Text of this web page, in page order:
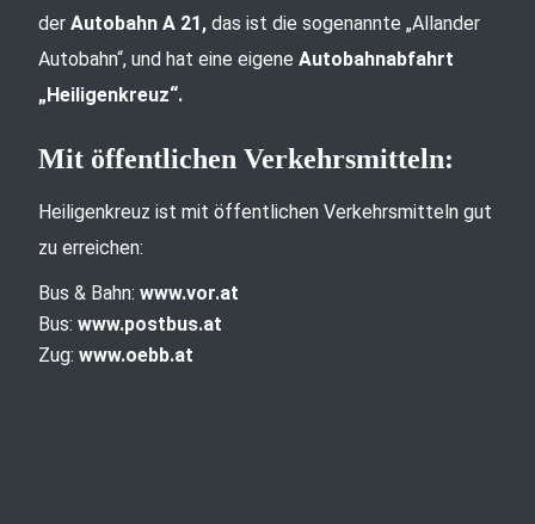
der Autobahn A 21, das ist die sogenannte „Allander
Autobahn“, und hat eine eigene Autobahnabfahrt
„Heiligenkreuz“.
Mit öffentlichen Verkehrsmitteln:
Heiligenkreuz ist mit öffentlichen Verkehrsmitteln gut
zu erreichen:
Bus & Bahn: www.vor.at
Bus: www.postbus.at
Zug: www.oebb.at